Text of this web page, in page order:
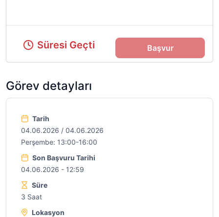
Süresi Geçti Başvur
Görev detayları
Tarih
04.06.2026 / 04.06.2026
Perşembe: 13:00-16:00
Son Başvuru Tarihi
04.06.2026 - 12:59
Süre
3 Saat
Lokasyon